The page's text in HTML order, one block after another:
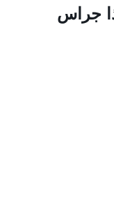
جراس